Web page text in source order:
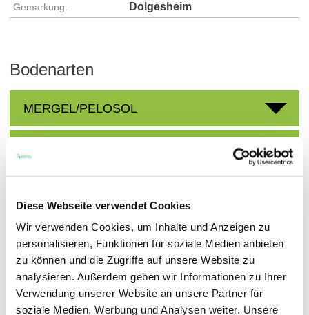
Diese Webseite verwendet Cookies
Wir verwenden Cookies, um Inhalte und Anzeigen zu
personalisieren, Funktionen für soziale Medien anbieten
zu können und die Zugriffe auf unsere Website zu
analysieren. Außerdem geben wir Informationen zu Ihrer
Verwendung unserer Website an unsere Partner für
soziale Medien, Werbung und Analysen weiter. Unsere
Gemarkung: Dolgesheim
Bodenarten
MERGEL/PELOSOL
Weingüter